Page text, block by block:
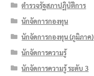
ตำรวจรัฐสภาปฏิบัติการ
นักจัดการกองทุน
นักจัดการกองทุน (ภูมิภาค)
นักจัดการความรู้
นักจัดการความรู้ ระดับ 3